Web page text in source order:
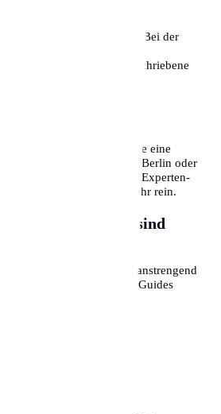
Sie einen gültigen
oder Personalausweis). Bei der
ist zudem die
(in DE) bzw. der unterschriebene
erforderlich.
buchen
Stellen bieten mittlerweile eine
an. In Großstädten wie Berlin oder
im Voraus ausgebucht. Experten-
gegen 7:30 oder 8:00 Uhr rein.
wichtig sind
zur Aufgabe gemacht,
Wir wissen, wie anstrengend
sein können. Unsere Guides
SEO Cloud